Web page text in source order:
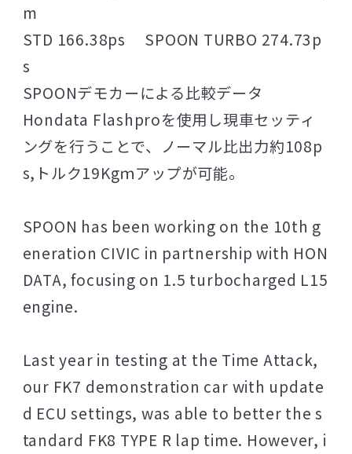
m
STD 166.38ps SPOON TURBO 274.73p
s
SPOONデモカーによる比較データ
Hondata Flashproを使用し現車セッティ
ングを行うことで、ノーマル比出力約108p
s,トルク19Kgｍアップが可能。
SPOON has been working on the 10th g
eneration CIVIC in partnership with HON
DATA, focusing on 1.5 turbocharged L15
engine.
Last year in testing at the Time Attack,
our FK7 demonstration car with update
d ECU settings, was able to better the s
tandard FK8 TYPE R lap time. However, i